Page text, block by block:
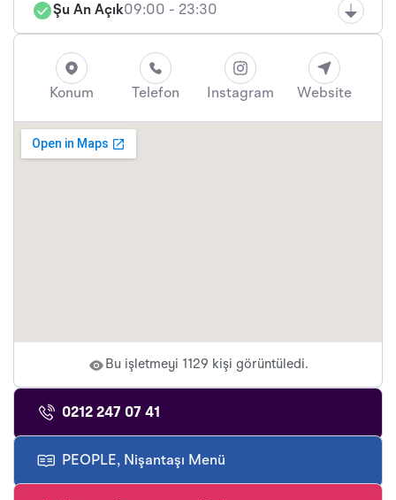
Şu An Açık09:00 - 23:30
Konum Telefon Instagram Website
Bu işletmeyi 1129 kişi görüntüledi.
0212 247 07 41
PEOPLE, Nişantaşı Menü